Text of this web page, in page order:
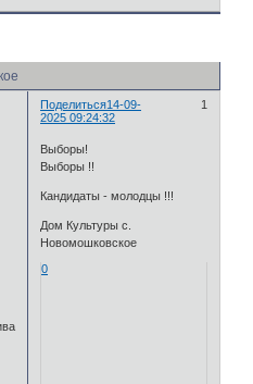
Поделиться 1
14-09-
2025 09:24:32
Выборы!
Выборы !!
Кандидаты - молодцы !!!
Дом Культуры с.
Новомошковское
0